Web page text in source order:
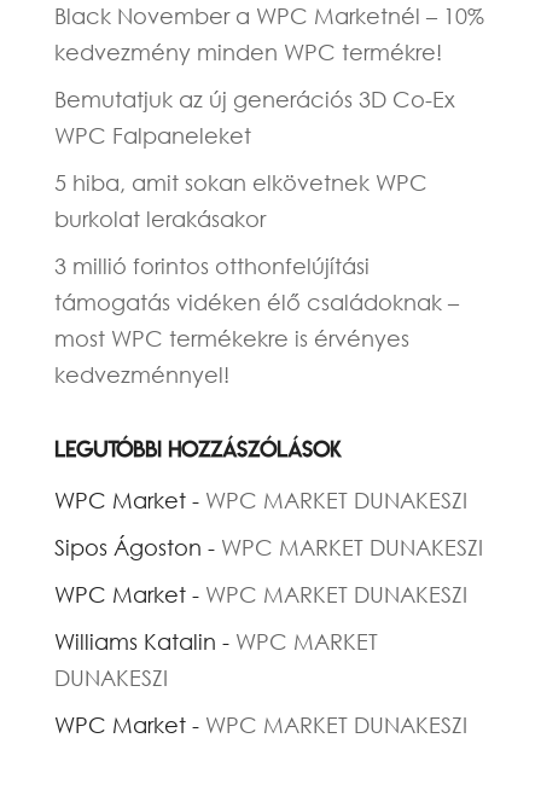
Black November a WPC Marketnél – 10%
kedvezmény minden WPC termékre!
Bemutatjuk az új generációs 3D Co-Ex
WPC Falpaneleket
5 hiba, amit sokan elkövetnek WPC
burkolat lerakásakor
3 millió forintos otthonfelújítási
támogatás vidéken élő családoknak –
most WPC termékekre is érvényes
kedvezménnyel!
Legutóbbi hozzászólások
WPC Market- WPC MARKET DUNAKESZI
Sipos Ágoston - WPC MARKET DUNAKESZI
WPC Market- WPC MARKET DUNAKESZI
Williams Katalin - WPC MARKET
DUNAKESZI
WPC Market- WPC MARKET DUNAKESZI